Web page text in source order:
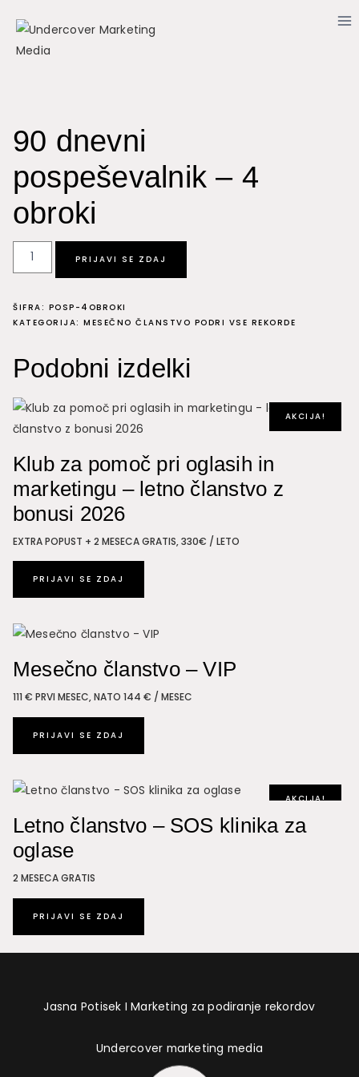
content
90 dnevni
pospeševalnik – 4
obroki
dnevni
-
količina
PRIJAVI SE ZDAJ
ŠIFRA: POSP-4OBROKI
KATEGORIJA: MESEČNO ČLANSTVO PODRI VSE REKORDE
Podobni izdelki
AKCIJA!
Klub za pomoč pri oglasih in
marketingu – letno članstvo z
bonusi 2026
EXTRA POPUST + 2 MESECA GRATIS, 330€ / LETO
PRIJAVI SE ZDAJ
Mesečno članstvo – VIP
111 € PRVI MESEC, NATO 144 € / MESEC
PRIJAVI SE ZDAJ
AKCIJA!
Letno članstvo – SOS klinika za
oglase
2 MESECA GRATIS
PRIJAVI SE ZDAJ
Jasna Potisek I Marketing za podiranje rekordov
Undercover marketing media